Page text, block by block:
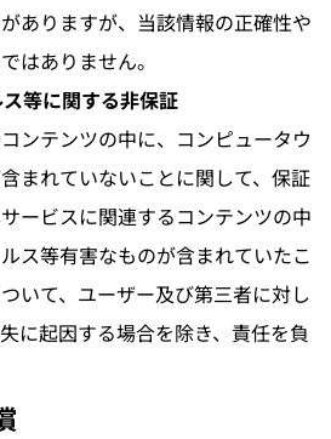
ありますが、当該情報の正確性や
はありません。
等に関する非保証
ンテンツの中に、コンピュータウ
まれていないことに関して、保証
ービスに関連するコンテンツの中
ス等有害なものが含まれていたこ
いて、ユーザー及び第三者に対し
に起因する場合を除き、責任を負